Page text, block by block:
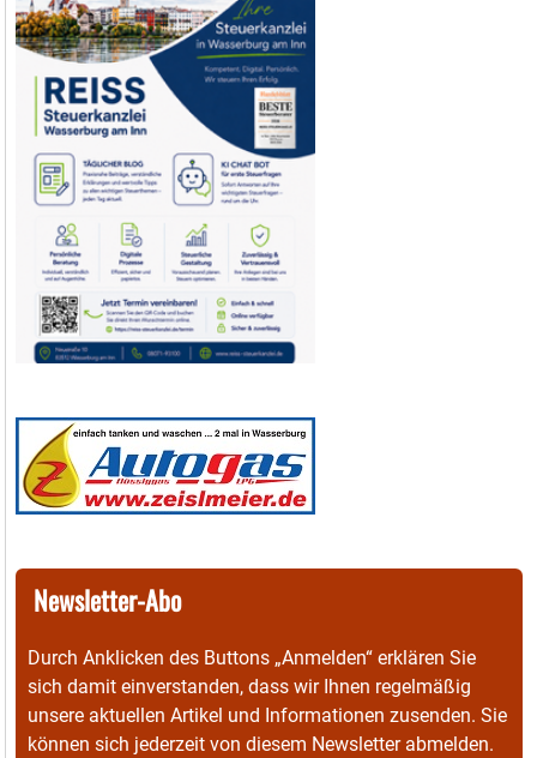
Newsletter-Abo
Durch Anklicken des Buttons „Anmelden“ erklären Sie
sich damit einverstanden, dass wir Ihnen regelmäßig
unsere aktuellen Artikel und Informationen zusenden. Sie
können sich jederzeit von diesem Newsletter abmelden.